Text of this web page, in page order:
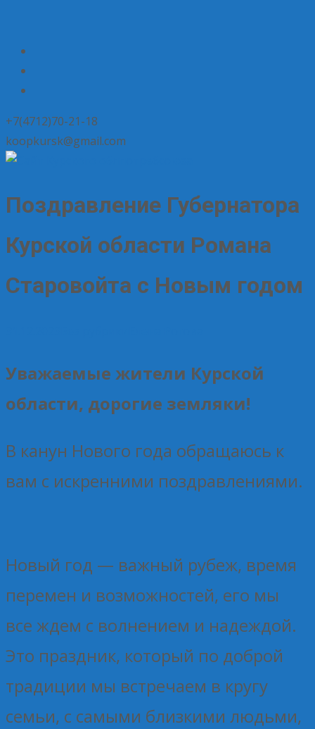
+7(4712)70-21-18
koopkursk@gmail.com
Поздравление Губернатора
Курской области Романа
Старовойта с Новым годом
Уважаемые жители Курской
области, дорогие земляки!
В канун Нового года обращаюсь к
вам с искренними поздравлениями.
Новый год — важный рубеж, время
перемен и возможностей, его мы
все ждем с волнением и надеждой.
Это праздник, который по доброй
традиции мы встречаем в кругу
семьи, с самыми близкими людьми,